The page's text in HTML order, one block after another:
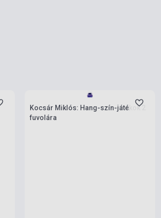
Kocsár Miklós: Hang-szín-játékok 2
fuvolára